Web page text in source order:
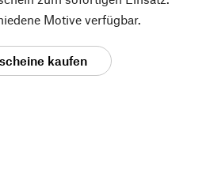
Motive verfügbar.
kaufen